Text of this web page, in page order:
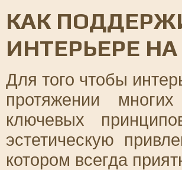
КАК
ИНТЕРЬЕРЕ
Для того чтобы
протяжении
ключевых
эстетическую
котором всегда